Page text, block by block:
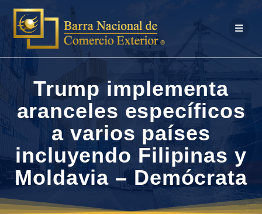
contenido
Trump implementa
aranceles específicos
a varios países
incluyendo Filipinas y
Moldavia – Demócrata